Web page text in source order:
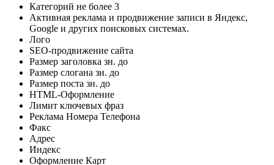
Категорий не более 3
Активная реклама и продвижение записи в Яндекс,
Google и других поисковых системах.
Лого
SEO-продвижение сайта
Размер заголовка зн. до
Размер слогана зн. до
Размер поста зн. до
HTML-Оформление
Лимит ключевых фраз
Реклама Номера Телефона
Факс
Адрес
Индекс
Оформление Карт